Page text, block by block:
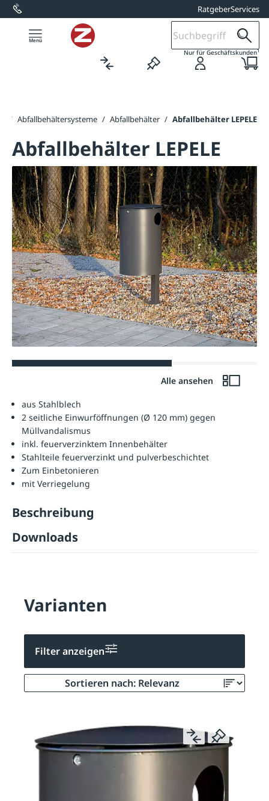
springen RatgeberServices
Nur für Geschäftskunden1
/ Abfallbehältersysteme / Abfallbehälter / Abfallbehälter LEPELE
Abfallbehälter LEPELE
Alle ansehen
aus Stahlblech
2 seitliche Einwurföffnungen (Ø 120 mm) gegen
Müllvandalismus
inkl. feuerverzinktem Innenbehälter
Stahlteile feuerverzinkt und pulverbeschichtet
Zum Einbetonieren
mit Verriegelung
Beschreibung
Downloads
Varianten
Filter anzeigen